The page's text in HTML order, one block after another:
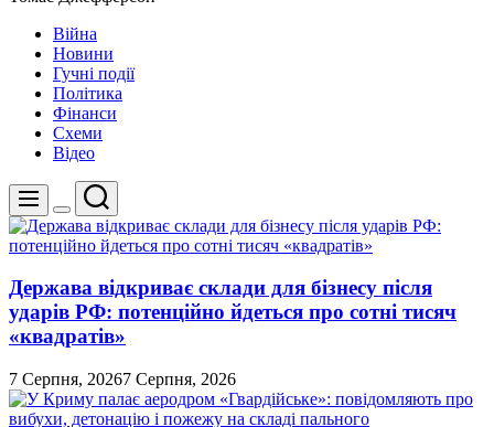
Війна
Новини
Гучні події
Політика
Фінанси
Схеми
Відео
Меню
Перемикач
кольорового
режиму
Пошук
Держава відкриває склади для бізнесу після
ударів РФ: потенційно йдеться про сотні тисяч
«квадратів»
7 Серпня, 20267 Серпня, 2026